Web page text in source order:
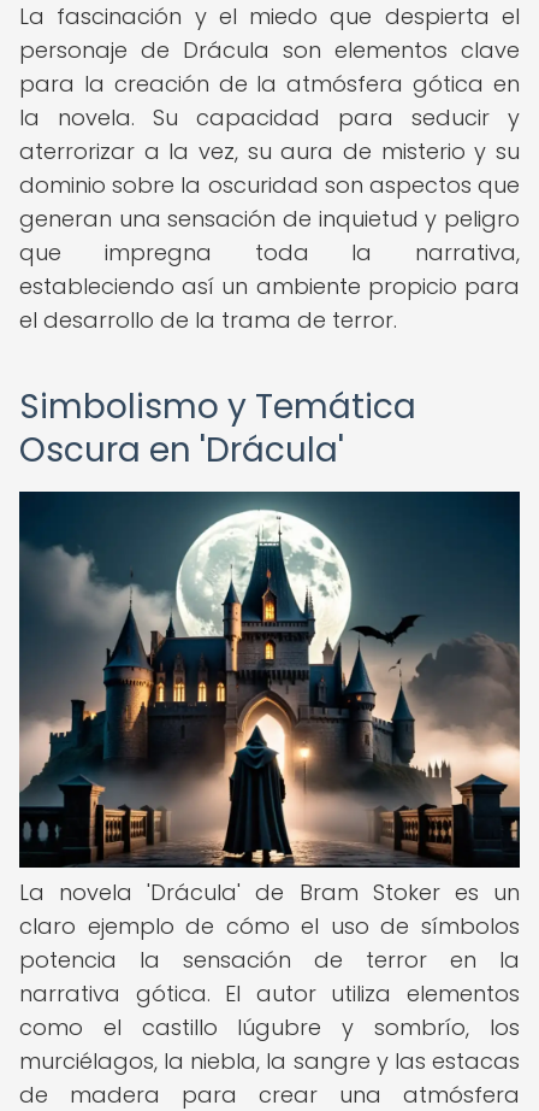
La fascinación y el miedo que despierta el
personaje de Drácula son elementos clave
para la creación de la atmósfera gótica en
la novela. Su capacidad para seducir y
aterrorizar a la vez, su aura de misterio y su
dominio sobre la oscuridad son aspectos que
generan una sensación de inquietud y peligro
que impregna toda la narrativa,
estableciendo así un ambiente propicio para
el desarrollo de la trama de terror.
Simbolismo y Temática
Oscura en 'Drácula'
La novela 'Drácula' de Bram Stoker es un
claro ejemplo de cómo el uso de símbolos
potencia la sensación de terror en la
narrativa gótica. El autor utiliza elementos
como el castillo lúgubre y sombrío, los
murciélagos, la niebla, la sangre y las estacas
de madera para crear una atmósfera